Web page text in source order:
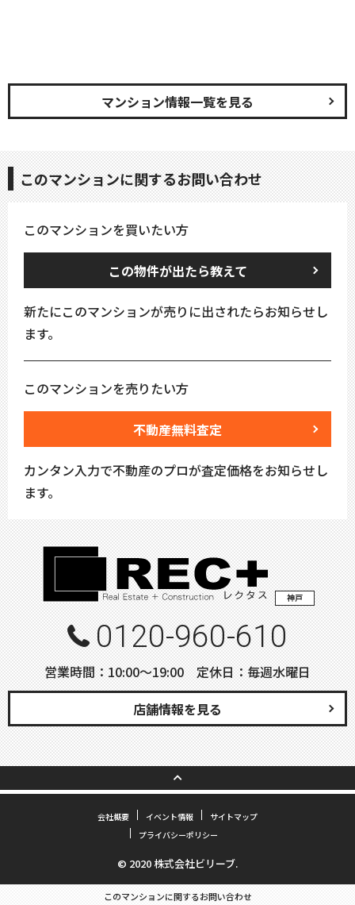
マンション情報一覧を見る
このマンションに関するお問い合わせ
このマンションを買いたい方
この物件が出たら教えて
新たにこのマンションが売りに出されたらお知らせし
ます。
このマンションを売りたい方
不動産無料査定
カンタン入力で不動産のプロが査定価格をお知らせし
ます。
神戸
0120-960-610
営業時間：10:00〜19:00 定休日：毎週水曜日
店舗情報を見る
会社概要 イベント情報
サイトマップ
プライバシーポリシー
© 2020 株式会社ビリーブ.
このマンションに関するお問い合わせ